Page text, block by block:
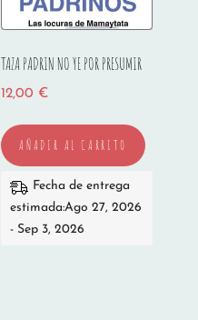
TAZA PADRIN NO YE POR PRESUMIR
12,00 €
AÑADIR AL CARRITO
Fecha de entrega
estimada:Ago 27, 2026
- Sep 3, 2026